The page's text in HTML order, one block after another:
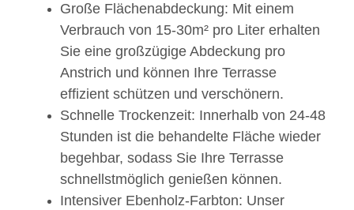
Große Flächenabdeckung: Mit einem
Verbrauch von 15-30m² pro Liter erhalten
Sie eine großzügige Abdeckung pro
Anstrich und können Ihre Terrasse
effizient schützen und verschönern.
Schnelle Trockenzeit: Innerhalb von 24-48
Stunden ist die behandelte Fläche wieder
begehbar, sodass Sie Ihre Terrasse
schnellstmöglich genießen können.
Intensiver Ebenholz-Farbton: Unser